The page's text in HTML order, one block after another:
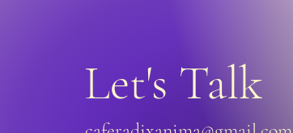
Let's Talk